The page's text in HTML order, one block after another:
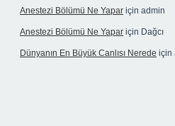
Anestezi Bölümü Ne Yapar için admin
Anestezi Bölümü Ne Yapar için Dağcı
Dünyanın En Büyük Canlısı Nerede için